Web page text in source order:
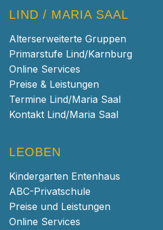
LIND / MARIA SAAL
Alterserweiterte Gruppen
Primarstufe Lind/Karnburg
Online Services
Preise & Leistungen
Termine Lind/Maria Saal
Kontakt Lind/Maria Saal
LEOBEN
Kindergarten Entenhaus
ABC-Privatschule
Preise und Leistungen
Online Services